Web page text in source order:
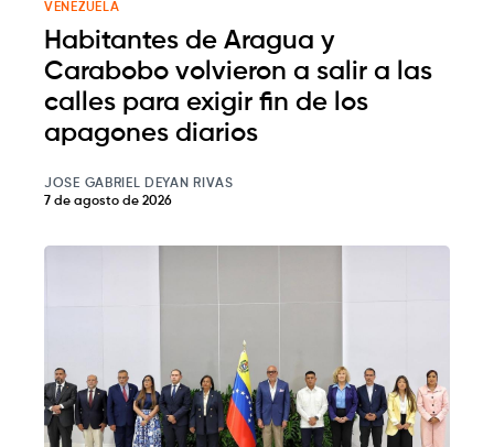
VENEZUELA
Habitantes de Aragua y
Carabobo volvieron a salir a las
calles para exigir fin de los
apagones diarios
JOSE GABRIEL DEYAN RIVAS
7 de agosto de 2026